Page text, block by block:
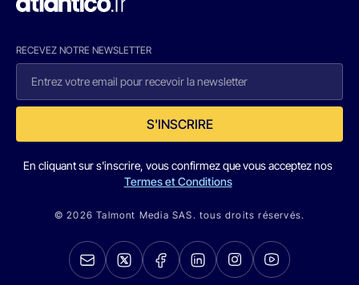
RECEVEZ NOTRE NEWSLETTER
S'INSCRIRE
En cliquant sur s'inscrire, vous confirmez que vous acceptez nos
Termes et Conditions
© 2026 Talmont Media SAS. tous droits réservés.